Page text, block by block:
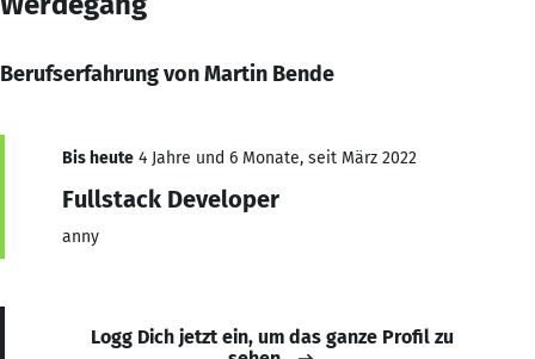
Berufserfahrung von Martin Bende
Bis heute 4 Jahre und 6 Monate, seit März 2022
Fullstack Developer
anny
Logg Dich jetzt ein, um das ganze Profil zu